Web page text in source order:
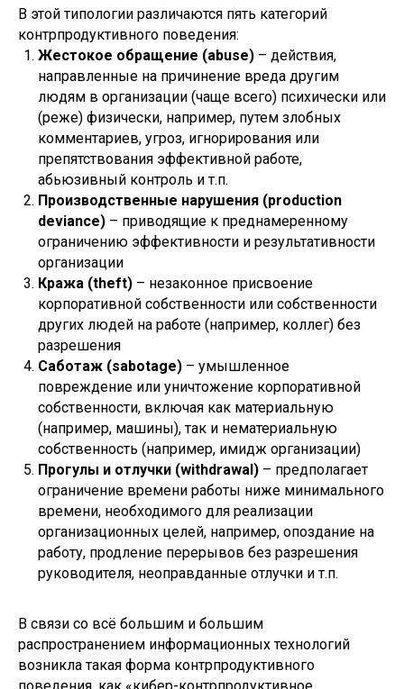
В этой типологии различаются пять категорий
контрпродуктивного поведения:
Жестокое обращение (abuse) – действия,
направленные на причинение вреда другим
людям в организации (чаще всего) психически или
(реже) физически, например, путем злобных
комментариев, угроз, игнорирования или
препятствования эффективной работе,
абьюзивный контроль и т.п.
Производственные нарушения (production
deviance) – приводящие к преднамеренному
ограничению эффективности и результативности
организации
Кража (theft) – незаконное присвоение
корпоративной собственности или собственности
других людей на работе (например, коллег) без
разрешения
Саботаж (sabotage) – умышленное
повреждение или уничтожение корпоративной
собственности, включая как материальную
(например, машины), так и нематериальную
собственность (например, имидж организации)
Прогулы и отлучки (withdrawal) – предполагает
ограничение времени работы ниже минимального
времени, необходимого для реализации
организационных целей, например, опоздание на
работу, продление перерывов без разрешения
руководителя, неоправданные отлучки и т.п.
В связи со всё большим и большим
распространением информационных технологий
возникла такая форма контрпродуктивного